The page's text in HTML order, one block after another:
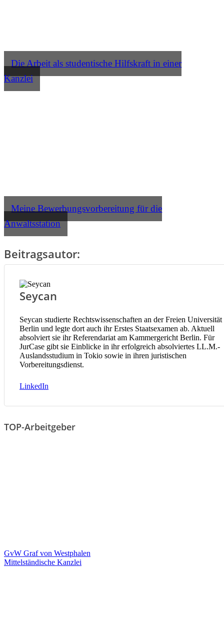
Die Arbeit als studentische Hilfskraft in einer
Kanzlei
Meine Bewerbungsvorbereitung für die
Anwaltsstation
Beitragsautor:
Seycan
Seycan studierte Rechtswissenschaften an der Freien Universität
Berlin und legte dort auch ihr Erstes Staatsexamen ab. Aktuell
absolviert sie ihr Referendariat am Kammergericht Berlin. Für
JurCase gibt sie Einblicke in ihr erfolgreich absolviertes LL.M.-
Auslandsstudium in Tokio sowie in ihren juristischen
Vorbereitungsdienst.
LinkedIn
TOP-Arbeitgeber
GvW Graf von Westphalen
Mittelständische Kanzlei